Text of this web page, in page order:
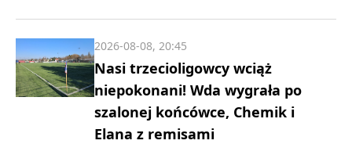
Nasi trzecioligowcy wciąż
niepokonani! Wda wygrała po
szalonej końcówce, Chemik i
Elana z remisami
2026-08-08, 20:45